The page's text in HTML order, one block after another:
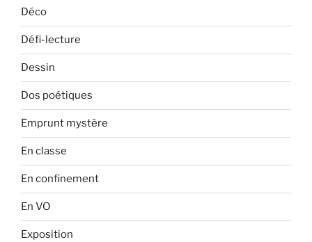
Déco
Défi-lecture
Dessin
Dos poétiques
Emprunt mystère
En classe
En confinement
En VO
Exposition